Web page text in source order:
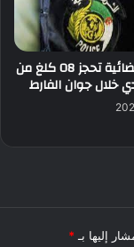
الشرطة القضائية تحجز 08 كلغ من
خلال جوان الفارط
إليها بـ *